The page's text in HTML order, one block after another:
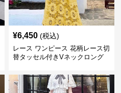
¥6,450 (税込)
レース ワンピース 花柄レース切
替タッセル付きVネックロング